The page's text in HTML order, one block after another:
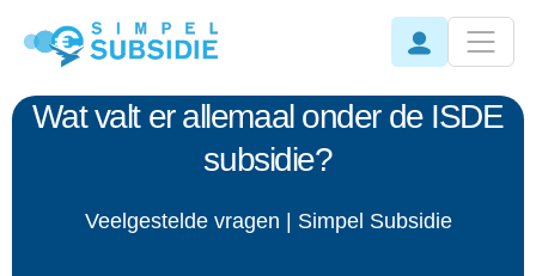
Wat valt er allemaal onder de ISDE
subsidie?
Veelgestelde vragen | Simpel Subsidie